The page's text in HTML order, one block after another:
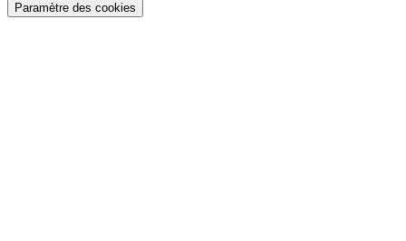
Paramètre des cookies